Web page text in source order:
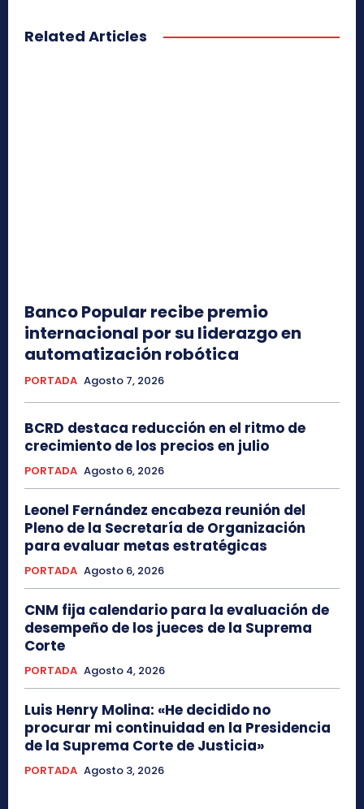
Related Articles
Banco Popular recibe premio
internacional por su liderazgo en
automatización robótica
PORTADA Agosto 7, 2026
BCRD destaca reducción en el ritmo de
crecimiento de los precios en julio
PORTADA Agosto 6, 2026
Leonel Fernández encabeza reunión del
Pleno de la Secretaría de Organización
para evaluar metas estratégicas
PORTADA Agosto 6, 2026
CNM fija calendario para la evaluación de
desempeño de los jueces de la Suprema
Corte
PORTADA Agosto 4, 2026
Luis Henry Molina: «He decidido no
procurar mi continuidad en la Presidencia
de la Suprema Corte de Justicia»
PORTADA Agosto 3, 2026